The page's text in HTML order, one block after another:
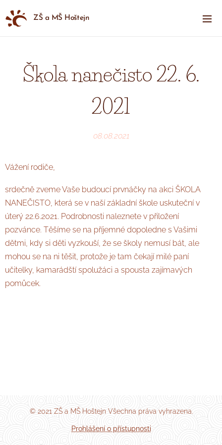
ZŠ a MŠ Hoštejn
Škola nanečisto 22. 6.
2021
08.08.2021
Vážení rodiče,
srdečně zveme Vaše budoucí prvnáčky na akci ŠKOLA
NANEČISTO, která se v naší základní škole uskuteční v
úterý 22.6.2021. Podrobnosti naleznete v přiložení
pozvánce. Těšíme se na příjemné dopoledne s Vašimi
dětmi, kdy si děti vyzkouší, že se školy nemusí bát, ale
mohou se na ni těšit, protože je tam čekají milé paní
učitelky, kamarádští spolužáci a spousta zajímavých
pomůcek.
© 2021 ZŠ a MŠ Hoštejn Všechna práva vyhrazena.
Prohlášení o přístupnosti